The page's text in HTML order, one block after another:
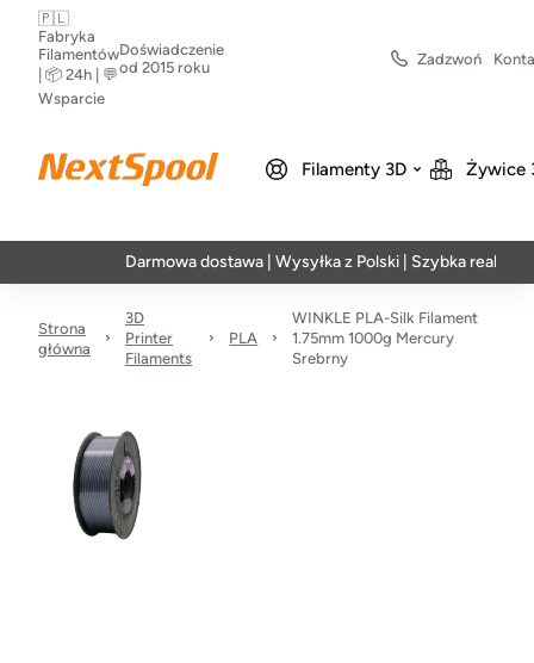
🇵🇱
Fabryka
Filamentów
| 📦 24h | 💬
Wsparcie
Doświadczenie
od 2015 roku
Zadzwoń
Filamenty 3D Żywice
Darmowa dostawa | Wysyłka z Polski | Szybka realizacja w
Strona
główna
3D
Printer
Filaments
PLA
WINKLE PLA-Silk Filament
1.75mm 1000g Mercury
Srebrny